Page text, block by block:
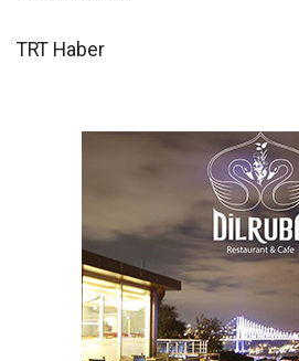
TRT Haber